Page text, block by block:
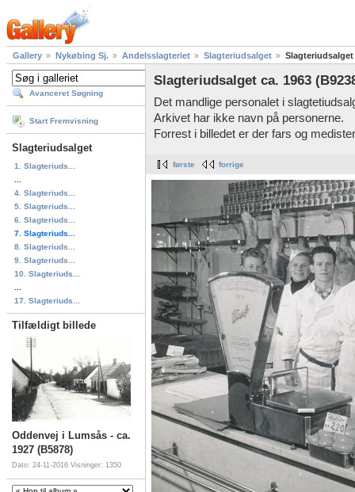
Gallery Nykøbing Sj. Andelsslagteriet Slagteriudsalget Slagteriudsalget
Avanceret Søgning
Start Fremvisning
Slagteriudsalget
1. Slagteriuds...
4. Slagteriuds...
5. Slagteriuds...
6. Slagteriuds...
7. Slagteriuds...
8. Slagteriuds...
9. Slagteriuds...
10. Slagteriuds...
17. Slagteriuds...
Tilfældigt billede
Oddenvej i Lumsås - ca.
1927 (B5878)
Dato: 24-11-2016 Visninger: 1350
Slagteriudsalget ca. 1963
Det mandlige personalet i
Arkivet har ikke navn på personerne.
Forrest i billedet er der fars og
første forrige